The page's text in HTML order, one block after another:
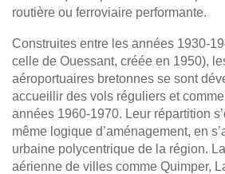
routière ou ferroviaire performante.
Construites entre les années 1930-
celle de Ouessant, créée en 1950),
aéroportuaires bretonnes se sont
accueillir des vols réguliers et
années 1960-1970. Leur répartition
même logique d’aménagement, en
urbaine polycentrique de la région.
aérienne de villes comme Quimper,